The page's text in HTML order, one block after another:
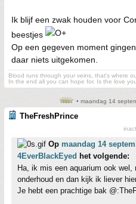
Ik blijf een zwak houden voor
beestjes
Op een gegeven moment
daar niets uitgekomen.
Blood runs through your veins, that's where
In the end all you can hope for. Is the love
• maandag 14
TheFreshPrince
Op maandag 14
4EverBlackEyed het volgende:
Ha, ik mis een aquarium ook
onderhoud en dan kijk ik liever
Je hebt een prachtige bak